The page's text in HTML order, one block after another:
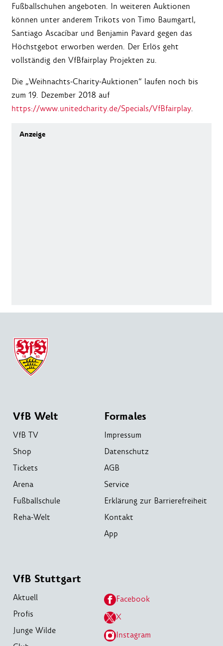
Fußballschuhen angeboten. In weiteren Auktionen
können unter anderem Trikots von Timo Baumgartl,
Santiago Ascacíbar und Benjamin Pavard gegen das
Höchstgebot erworben werden. Der Erlös geht
vollständig den VfBfairplay Projekten zu.
Die „Weihnachts-Charity-Auktionen“ laufen noch bis
zum 19. Dezember 2018 auf
https://www.unitedcharity.de/Specials/VfBfairplay.
VfB Welt
VfB TV
Shop
Tickets
Arena
Fußballschule
Reha-Welt
Formales
Impressum
Datenschutz
AGB
Service
Erklärung zur Barrierefreiheit
Kontakt
App
VfB Stuttgart
Aktuell
Profis
Junge Wilde
Facebook
X
Instagram